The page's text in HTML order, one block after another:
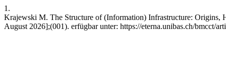
1.
Krajewski M. The Structure of (Information) Infrastructure:
August 2026];(001). erfügbar unter: https://eterna.unibas.ch/bmcct/